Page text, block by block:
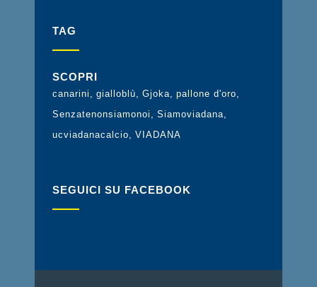
TAG
SCOPRI
canarini gialloblù Gjoka pallone d'oro
Senzatenonsiamonoi
Siamoviadana
ucviadanacalcio
VIADANA
SEGUICI SU FACEBOOK